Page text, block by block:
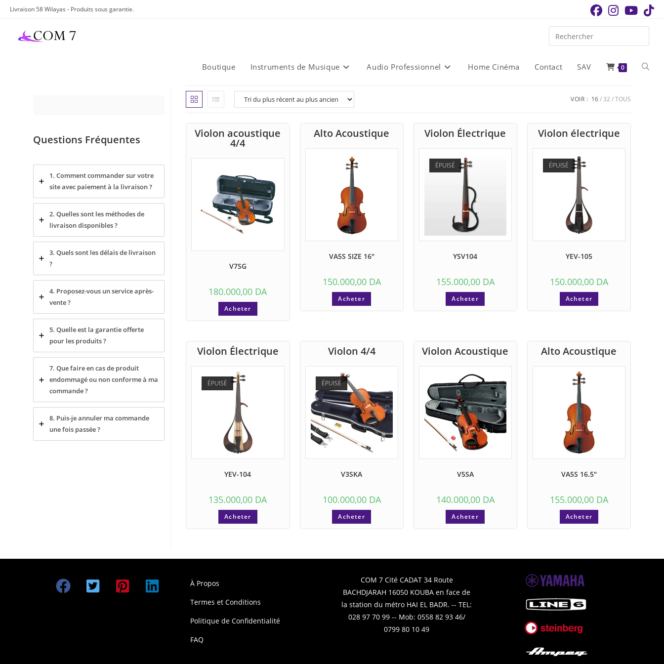
Skip
content
Livraison 58 Wilayas - Produits sous garantie.
Boutique Instruments de Musique Audio Professionnel Home Cinéma Contact SAV 0 Toggle
VOIR : 16 32 TOUS
Violon acoustique
4/4
V7SG
180.000,00 DA
Acheter
Alto Acoustique
VA5S SIZE 16″
150.000,00DA
Acheter
Violon Électrique
ÉPUISÉ
YSV104
155.000,00DA
Acheter
Violon électrique
ÉPUISÉ
YEV-105
150.000,00DA
Acheter
Violon Électrique
ÉPUISÉ
YEV-104
135.000,00 DA
Acheter
Violon 4/4
ÉPUISÉ
V3SKA
100.000,00DA
Acheter
Violon Acoustique
V5SA
140.000,00DA
Acheter
Alto Acoustique
VA5S 16.5″
155.000,00DA
Acheter
Questions Fréquentes
1. Comment commander sur votre
site avec paiement à la livraison ?
2. Quelles sont les méthodes de
livraison disponibles ?
3. Quels sont les délais de livraison
?
4. Proposez-vous un service après-
vente ?
5. Quelle est la garantie offerte
pour les produits ?
7. Que faire en cas de produit
endommagé ou non conforme à ma
commande ?
8. Puis-je annuler ma commande
une fois passée ?
À Propos
Termes et Conditions
Politique de Confidentialité
FAQ
COM 7 Cité CADAT 34 Route
BACHDJARAH 16050 KOUBA en face de
la station du métro HAI EL BADR. -- TEL:
028 97 70 99 -- Mob: 0558 82 93 46/
0799 80 10 49